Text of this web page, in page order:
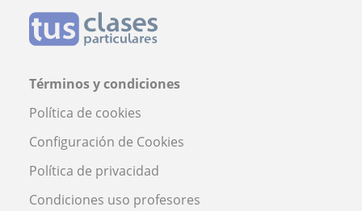
Términos y condiciones
Política de cookies
Configuración de Cookies
Política de privacidad
Condiciones uso profesores